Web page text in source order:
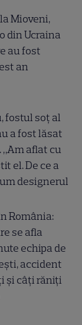
Mioveni,
din Ucraina
au fost
an
fostul soț al
a fost lăsat
„Am aflat cu
el. De ce a
designerul
România:
se afla
echipa de
accident
și câți răniți